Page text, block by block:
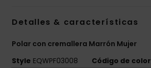
Detalles & características
Polar con cremallera Marrón Mujer
Style EQWPF03008 Código de color